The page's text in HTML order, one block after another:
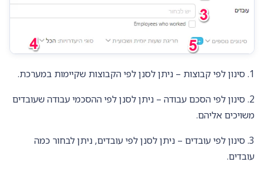
1. סינון לפי קבוצות – ניתן לסנן לפי הקבוצות שקיימות במערכת.
2. סינון לפי הסכם עבודה – ניתן לסנן לפי ההסכמי עבודה שעובדים
משויכים אליהם.
3. סינון לפי עובדים – ניתן לסנן לפי עובדים, ניתן לבחור כמה
עובדים.